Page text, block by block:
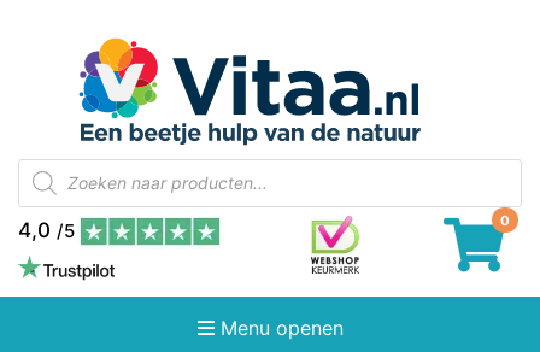
Producten
zoeken
4,0 /5
Menu openen